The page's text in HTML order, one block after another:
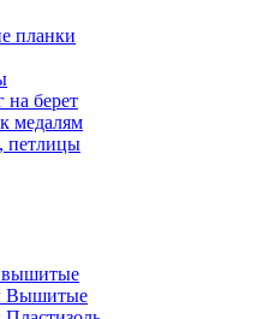
планки
на берет
медалям
петлицы
Вышитые